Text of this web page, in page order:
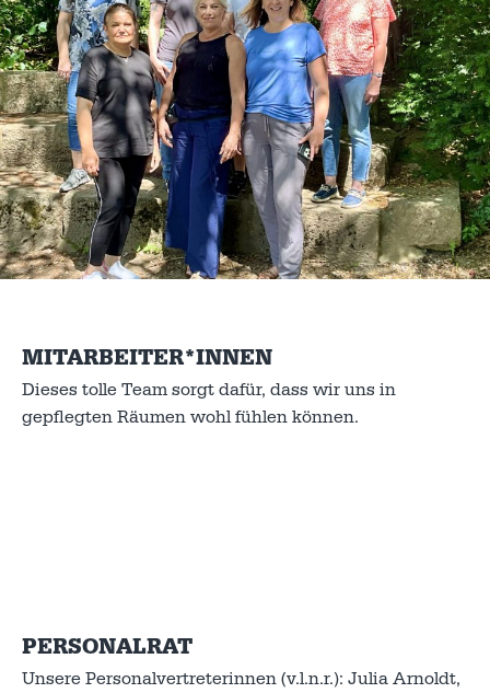
MITARBEITER*INNEN
Dieses tolle Team sorgt dafür, dass wir uns in
gepflegten Räumen wohl fühlen können.
PERSONALRAT
Unsere Personalvertreterinnen (v.l.n.r.): Julia Arnoldt,